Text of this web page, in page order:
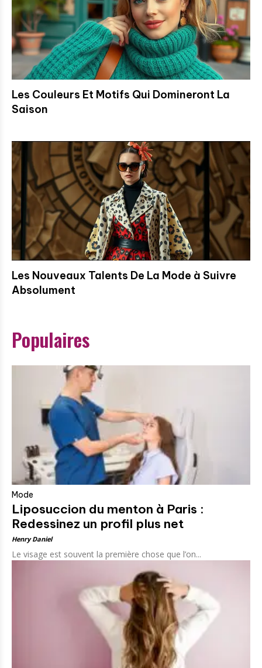
Les Couleurs Et Motifs Qui Domineront La
Saison
Les Nouveaux Talents De La Mode à Suivre
Absolument
Populaires
Mode
Liposuccion du menton à Paris :
Redessinez un profil plus net
Henry Daniel
Le visage est souvent la première chose que l’on...